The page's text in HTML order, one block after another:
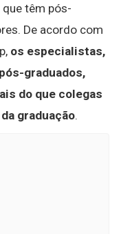
têm pós-
De acordo com
os especialistas,
graduados,
do que colegas
graduação.